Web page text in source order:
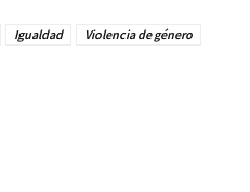
Igualdad Violencia de género